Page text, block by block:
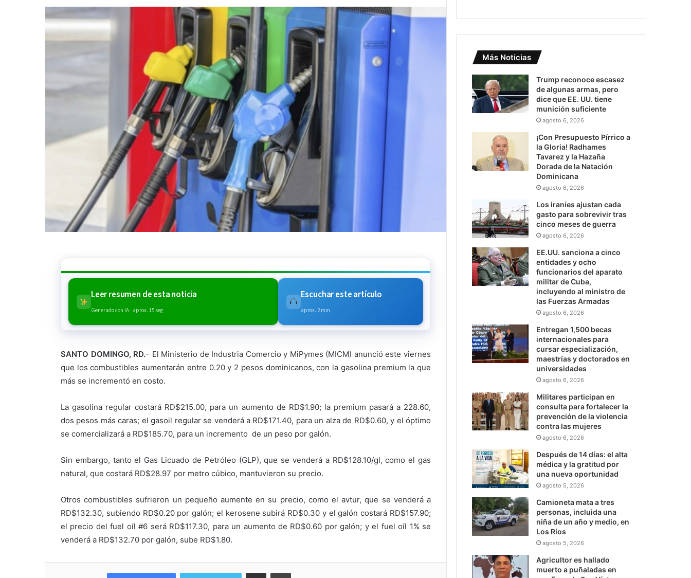
Leer resumen de esta noticia
Generado con IA · aprox. 15 seg
Escuchar este artículo
aprox. 2 min
SANTO DOMINGO, RD.– El Ministerio de Industria Comercio y MiPymes (MICM) anunció este viernes
que los combustibles aumentarán entre 0.20 y 2 pesos dominicanos, con la gasolina premium la que
más se incrementó en costo.
La gasolina regular costará RD$215.00, para un aumento de RD$1.90; la premium pasará a 228.60,
dos pesos más caras; el gasoil regular se venderá a RD$171.40, para un alza de RD$0.60, y el óptimo
se comercializará a RD$185.70, para un incremento de un peso por galón.
Sin embargo, tanto el Gas Licuado de Petróleo (GLP), que se venderá a RD$128.10/gl, como el gas
natural, que costará RD$28.97 por metro cúbico, mantuvieron su precio.
Otros combustibles sufrieron un pequeño aumente en su precio, como el avtur, que se venderá a
RD$132.30, subiendo RD$0.20 por galón; el kerosene subirá RD$0.30 y el galón costará RD$157.90;
el precio del fuel oíl #6 será RD$117.30, para un aumento de RD$0.60 por galón; y el fuel oíl 1% se
venderá a RD$132.70 por galón, sube RD$1.80.
Compartir via Email Imprimi
Más Noticias
Trump reconoce escasez
de algunas armas, pero
dice que EE. UU. tiene
munición suficiente
agosto 6, 2026
¡Con Presupuesto Pírrico a
la Gloria! Radhames
Tavarez y la Hazaña
Dorada de la Natación
Dominicana
agosto 6, 2026
Los iraníes ajustan cada
gasto para sobrevivir tras
cinco meses de guerra
agosto 6, 2026
EE.UU. sanciona a cinco
entidades y ocho
funcionarios del aparato
militar de Cuba,
incluyendo al ministro de
las Fuerzas Armadas
agosto 6, 2026
Entregan 1,500 becas
internacionales para
cursar especialización,
maestrías y doctorados en
universidades
agosto 6, 2026
Militares participan en
consulta para fortalecer la
prevención de la violencia
contra las mujeres
agosto 6, 2026
Después de 14 días: el alta
médica y la gratitud por
una nueva oportunidad
agosto 5, 2026
Camioneta mata a tres
personas, incluida una
niña de un año y medio, en
Los Ríos
agosto 5, 2026
Agricultor es hallado
muerto a puñaladas en